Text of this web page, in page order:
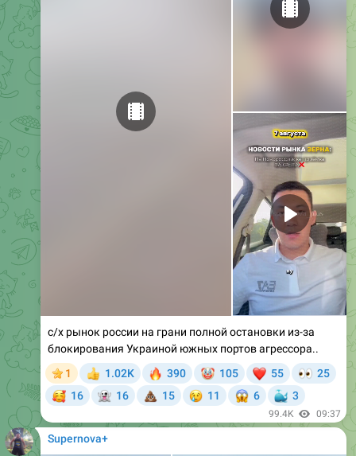
с/х рынок россии на грани полной остановки из-за
блокирования Украиной южных портов агрессора..
1
1.02K
🔥
390
🤡
105
❤
55
👀
25
16 16
💩
15
😢
11
😱
6
🐳
3
99.4K 09:37
Supernova+